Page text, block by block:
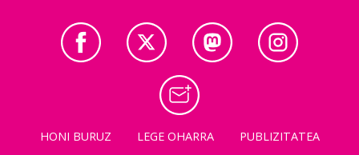
HONI BURUZ LEGE OHARRA
PUBLIZITATEA